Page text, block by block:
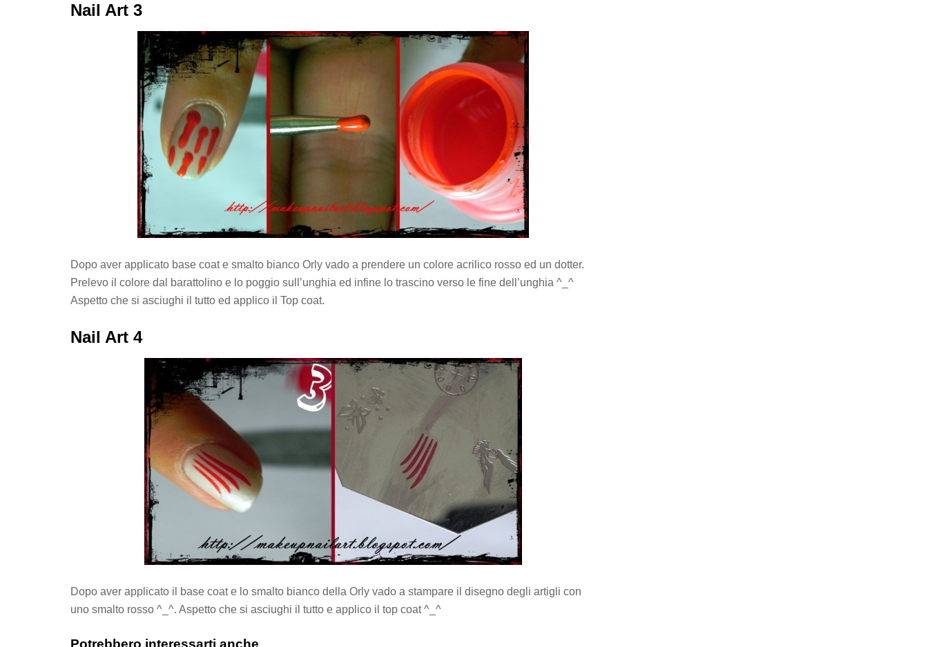
Nail Art 3
Dopo aver applicato base coat e smalto bianco Orly vado a prendere un colore acrilico rosso ed un dotter.
Prelevo il colore dal barattolino e lo poggio sull’unghia ed infine lo trascino verso le fine dell’unghia ^_^
Aspetto che si asciughi il tutto ed applico il Top coat.
Nail Art 4
Dopo aver applicato il base coat e lo smalto bianco della Orly vado a stampare il disegno degli artigli con
uno smalto rosso ^_^. Aspetto che si asciughi il tutto e applico il top coat ^_^
Potrebbero interessarti anche